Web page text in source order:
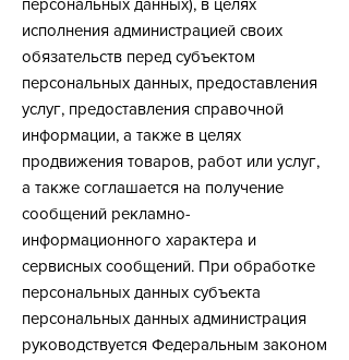
персональных данных), в целях
исполнения администрацией своих
обязательств перед субъектом
персональных данных, предоставления
услуг, предоставления справочной
информации, а также в целях
продвижения товаров, работ или услуг,
а также соглашается на получение
сообщений рекламно-
информационного характера и
сервисных сообщений. При обработке
персональных данных субъекта
персональных данных администрация
руководствуется Федеральным законом